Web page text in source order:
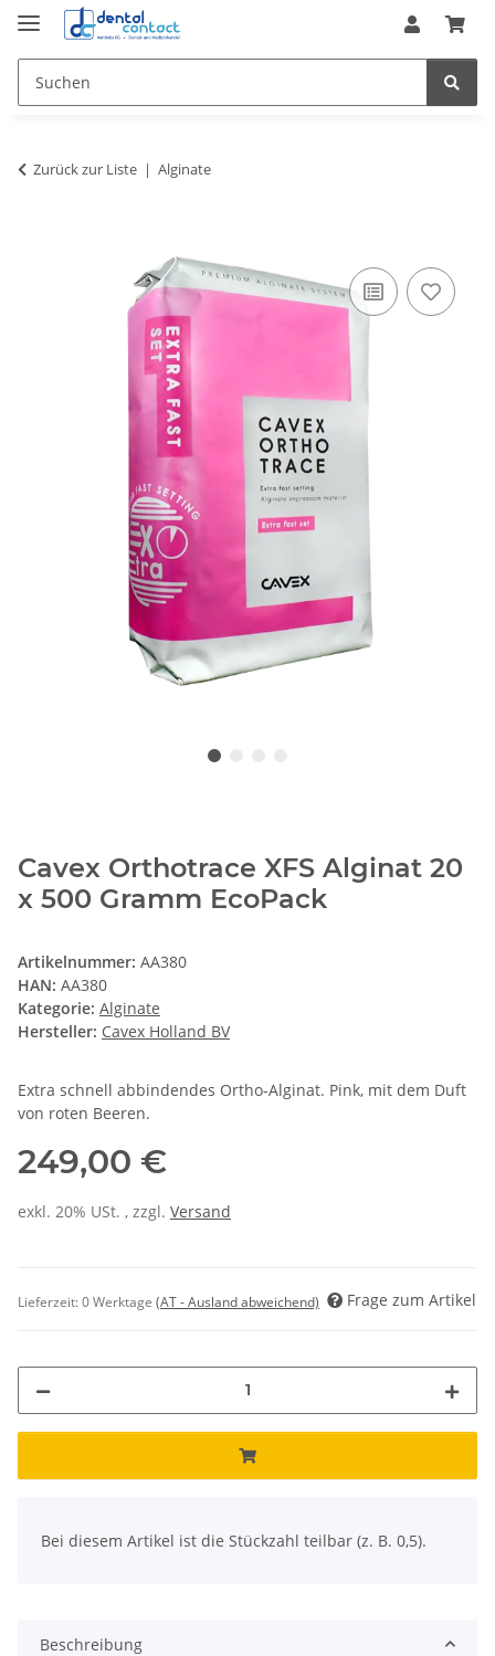
Zurück zur Liste Alginate
Cavex Orthotrace XFS Alginat 20
x 500 Gramm EcoPack
Artikelnummer: AA380
HAN: AA380
Kategorie: Alginate
Hersteller: Cavex Holland BV
Extra schnell abbindendes Ortho-Alginat. Pink, mit dem Duft
von roten Beeren.
249,00 €
exkl. 20% USt. , zzgl. Versand
Lieferzeit:0 Werktage (AT - Ausland abweichend) Frage zum Artikel
Bei diesem Artikel ist die Stückzahl teilbar (z. B. 0,5).
Beschreibung